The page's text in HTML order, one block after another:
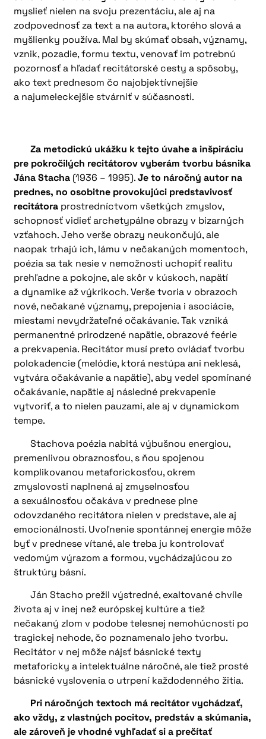
myslieť nielen na svoju prezentáciu, ale aj na
zodpovednosť za text a na autora, ktorého slová a
myšlienky používa. Mal by skúmať obsah, významy,
vznik, pozadie, formu textu, venovať im potrebnú
pozornosť a hľadať recitátorské cesty a spôsoby,
ako text prednesom čo najobjektívnejšie
a najumeleckejšie stvárniť v súčasnosti.
Za metodickú ukážku k tejto úvahe a inšpiráciu
pre pokročilých recitátorov vyberám tvorbu básnika
Jána Stacha (1936 – 1995).Je to náročný autor na
prednes, no osobitne provokujúci predstavivosť
recitátora prostredníctvom všetkých zmyslov,
schopnosť vidieť archetypálne obrazy v bizarných
vzťahoch. Jeho verše obrazy neukončujú, ale
naopak trhajú ich, lámu v nečakaných momentoch,
poézia sa tak nesie v nemožnosti uchopiť realitu
prehľadne a pokojne, ale skôr v kúskoch, napätí
a dynamike až výkrikoch. Verše tvoria v obrazoch
nové, nečakané významy, prepojenia i asociácie,
miestami nevydržateľné očakávanie. Tak vzniká
permanentné prirodzené napätie, obrazové feérie
a prekvapenia. Recitátor musí preto ovládať tvorbu
polokadencie (melódie, ktorá nestúpa ani neklesá,
vytvára očakávanie a napätie), aby vedel spomínané
očakávanie, napätie aj následné prekvapenie
vytvoriť, a to nielen pauzami, ale aj v dynamickom
tempe.
Stachova poézia nabitá výbušnou energiou,
premenlivou obraznosťou, s ňou spojenou
komplikovanou metaforickosťou, okrem
zmyslovosti naplnená aj zmyselnosťou
a sexuálnosťou očakáva v prednese plne
odovzdaného recitátora nielen v predstave, ale aj
emocionálnosti. Uvoľnenie spontánnej energie môže
byť v prednese vítané, ale treba ju kontrolovať
vedomým výrazom a formou, vychádzajúcou zo
štruktúry básní.
Ján Stacho prežil výstredné, exaltované chvíle
života aj v inej než európskej kultúre a tiež
nečakaný zlom v podobe telesnej nemohúcnosti po
tragickej nehode, čo poznamenalo jeho tvorbu.
Recitátor v nej môže nájsť básnické texty
metaforicky a intelektuálne náročné, ale tiež prosté
básnické vyslovenia o utrpení každodenného žitia.
Pri náročných textoch má recitátor vychádzať,
ako vždy, z vlastných pocitov, predstáv a skúmania,
ale zároveň je vhodné vyhľadať si a prečítať